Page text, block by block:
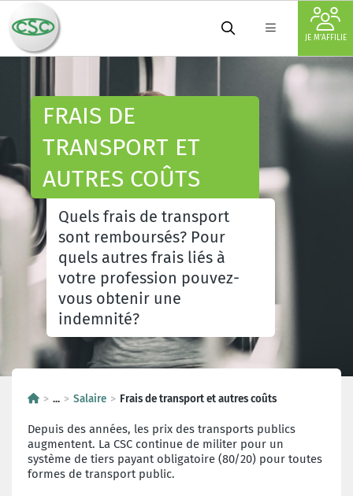
JE M'AFFILIE
FRAIS DE
TRANSPORT ET
AUTRES COÛTS
Quels frais de transport
sont remboursés? Pour
quels autres frais liés à
votre profession pouvez-
vous obtenir une
indemnité?
... Salaire Frais de transport et autres coûts
Depuis des années, les prix des transports publics
augmentent. La CSC continue de militer pour un
système de tiers payant obligatoire (80/20) pour toutes
formes de transport public.